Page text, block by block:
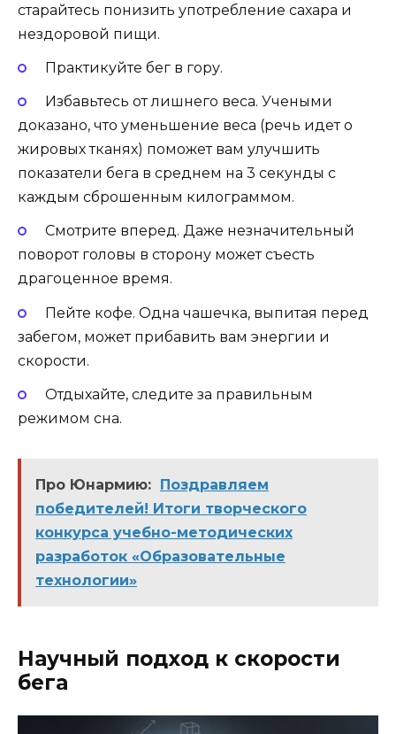
старайтесь понизить употребление сахара и
нездоровой пищи.
Практикуйте бег в гору.
Избавьтесь от лишнего веса. Учеными
доказано, что уменьшение веса (речь идет о
жировых тканях) поможет вам улучшить
показатели бега в среднем на 3 секунды с
каждым сброшенным килограммом.
Смотрите вперед. Даже незначительный
поворот головы в сторону может съесть
драгоценное время.
Пейте кофе. Одна чашечка, выпитая перед
забегом, может прибавить вам энергии и
скорости.
Отдыхайте, следите за правильным
режимом сна.
Про Юнармию: Поздравляем
победителей! Итоги творческого
конкурса учебно-методических
разработок «Образовательные
технологии»
Научный подход к скорости
бега